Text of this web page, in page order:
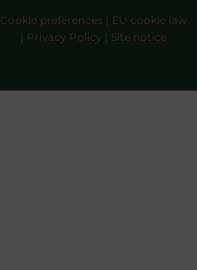
Cookie preferences | EU cookie law
| Privacy Policy | Site notice